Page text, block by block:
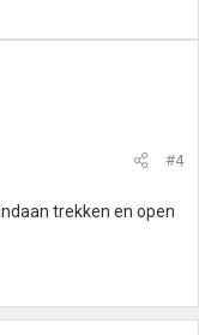
#4
trekken en open